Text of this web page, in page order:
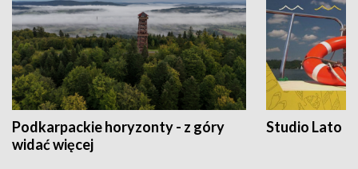
Podkarpackie horyzonty - z góry
widać więcej
Studio Lato